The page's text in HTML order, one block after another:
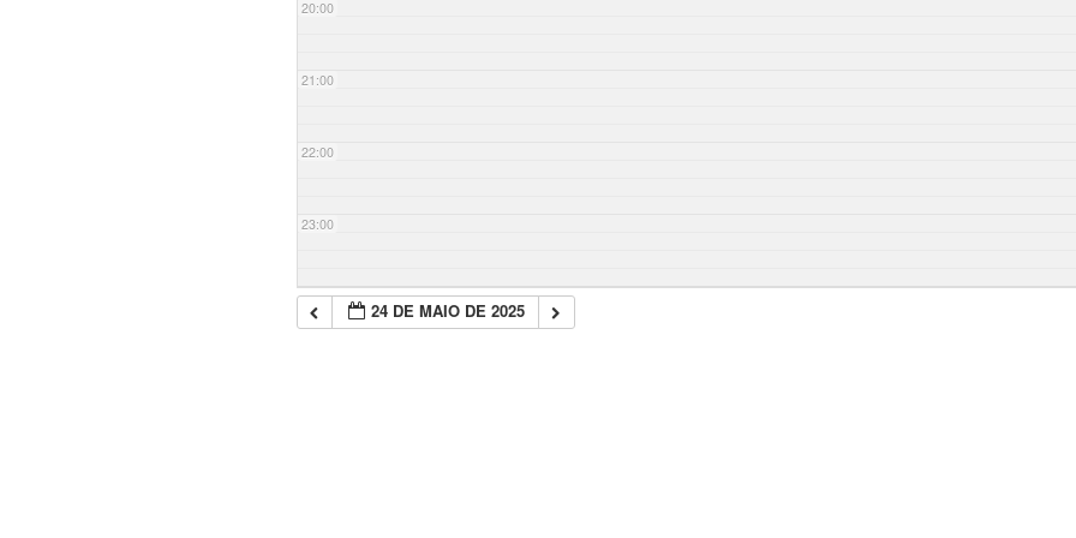
20:00
21:00
22:00
23:00
24 DE MAIO DE 2025